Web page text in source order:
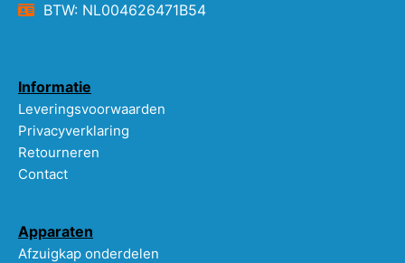
BTW: NL004626471B54
Informatie
Leveringsvoorwaarden
Privacyverklaring
Retourneren
Contact
Apparaten
Afzuigkap onderdelen